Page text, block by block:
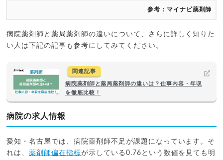
参考：マイナビ薬剤師
病院薬剤師と薬局薬剤師の違いについて、さらに詳しく知りた
い人は下記の記事も参考にしてみてください。
関連記事
病院薬剤師と薬局薬剤師の違いは？仕事内容・年収
を徹底比較！
病院の求人情報
愛知・名古屋では、病院薬剤師不足が課題になっています。そ
れは、薬剤師偏在指標が示している0.76という数値を見ても明